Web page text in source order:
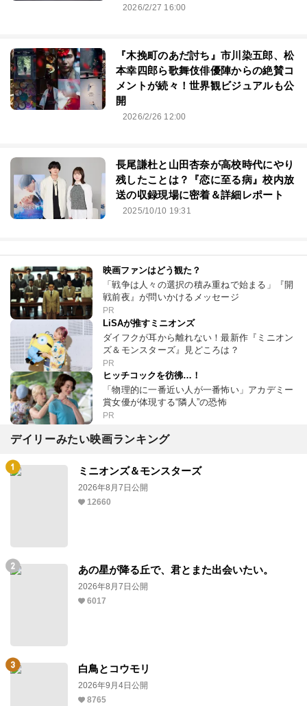
2026/2/27 16:00
『木挽町のあだ討ち』市川染五郎、松
本幸四郎ら歌舞伎俳優陣からの絶賛コ
メントが続々！世界観ビジュアルも公
開
2026/2/26 12:00
長尾謙杜と山田杏奈が高校時代にやり
残したことは？『恋に至る病』校内放
送の収録現場に密着＆詳細レポート
2025/10/10 19:31
映画ファンはどう観た？
「戦争は人々の選択の積み重ねで始まる」『開
戦前夜』が問いかけるメッセージ
PR
LiSAが推すミニオンズ
ダイフクが耳から離れない！最新作『ミニオン
ズ＆モンスターズ』見どころは？
PR
ヒッチコックを彷彿…！
「物理的に一番近い人が一番怖い」アカデミー
賞女優が体現する“隣人”の恐怖
PR
デイリーみたい映画ランキング
ミニオンズ＆モンスターズ
2026年8月7日公開
12660
あの星が降る丘で、君とまた出会いたい。
2026年8月7日公開
6017
白鳥とコウモリ
2026年9月4日公開
8765